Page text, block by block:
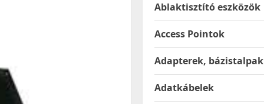
Ablaktisztító eszközök
Access Pointok
Adapterek, bázistalpak
Adatkábelek